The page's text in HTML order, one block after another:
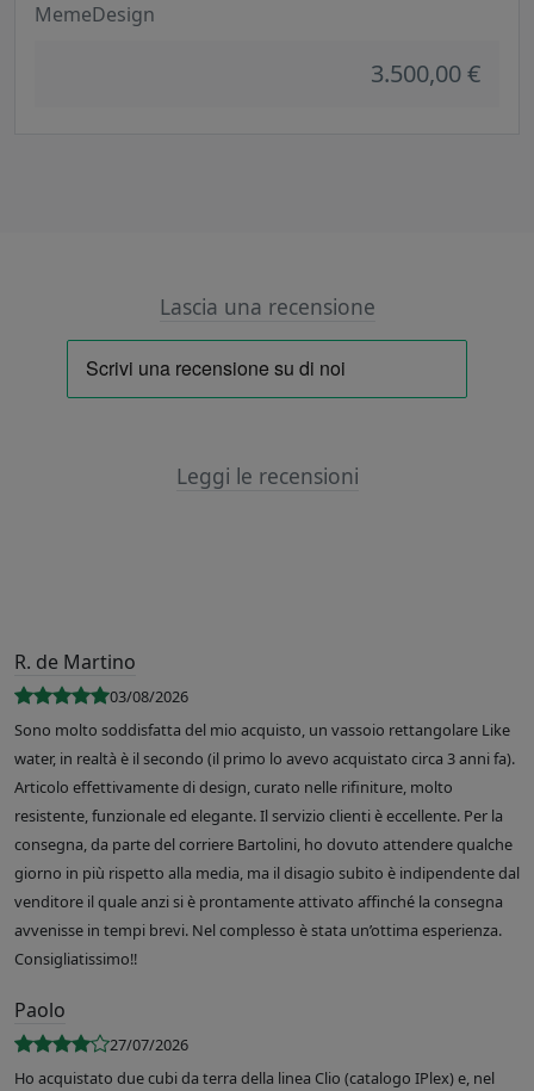
MemeDesign
3.500,00 €
Lascia una recensione
Leggi le recensioni
R. de Martino
03/08/2026
Sono molto soddisfatta del mio acquisto, un vassoio rettangolare Like
water, in realtà è il secondo (il primo lo avevo acquistato circa 3 anni fa).
Articolo effettivamente di design, curato nelle rifiniture, molto
resistente, funzionale ed elegante. Il servizio clienti è eccellente. Per la
consegna, da parte del corriere Bartolini, ho dovuto attendere qualche
giorno in più rispetto alla media, ma il disagio subito è indipendente dal
venditore il quale anzi si è prontamente attivato affinché la consegna
avvenisse in tempi brevi. Nel complesso è stata un’ottima esperienza.
Consigliatissimo!!
Paolo
27/07/2026
Ho acquistato due cubi da terra della linea Clio (catalogo IPlex) e, nel